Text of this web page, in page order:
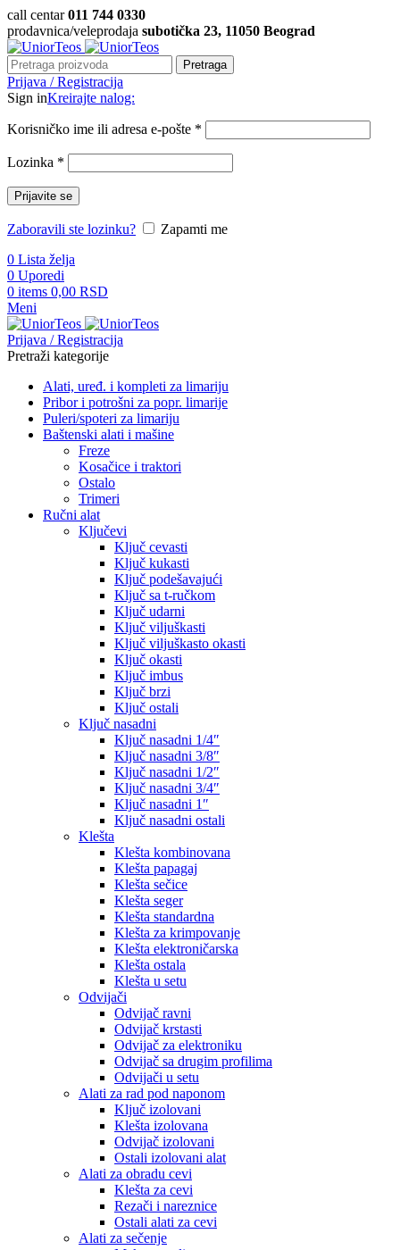
call centar011 744 0330
prodavnica/veleprodaja subotička 23, 11050 Beograd
Pretraga
Prijava / Registracija
Sign inKreirajte nalog:
Korisničko ime ili adresa e-pošte *
Lozinka *
Prijavite se
Zaboravili ste lozinku?
Zapamti me
0 Lista želja
0 Uporedi
0 items 0,00 RSD
Meni
Prijava / Registracija
Pretraži kategorije
Alati, uređ. i kompleti za limariju
Pribor i potrošni za popr. limarije
Puleri/spoteri za limariju
Baštenski alati i mašine
Freze
Kosačice i traktori
Ostalo
Trimeri
Ručni alat
Ključevi
Ključ cevasti
Ključ kukasti
Ključ podešavajući
Ključ sa t-ručkom
Ključ udarni
Ključ viljuškasti
Ključ viljuškasto okasti
Ključ okasti
Ključ imbus
Ključ brzi
Ključ ostali
Ključ nasadni
Ključ nasadni 1/4″
Ključ nasadni 3/8″
Ključ nasadni 1/2″
Ključ nasadni 3/4″
Ključ nasadni 1″
Ključ nasadni ostali
Klešta
Klešta kombinovana
Klešta papagaj
Klešta sečice
Klešta seger
Klešta standardna
Klešta za krimpovanje
Klešta elektroničarska
Klešta ostala
Klešta u setu
Odvijači
Odvijač ravni
Odvijač krstasti
Odvijač za elektroniku
Odvijač sa drugim profilima
Odvijači u setu
Alati za rad pod naponom
Ključ izolovani
Klešta izolovana
Odvijač izolovani
Ostali izolovani alat
Alati za obradu cevi
Klešta za cevi
Rezači i nareznice
Ostali alati za cevi
Alati za sečenje